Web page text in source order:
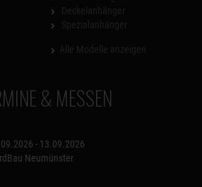
& MESSEN
- 13.09.2026
Neumünster